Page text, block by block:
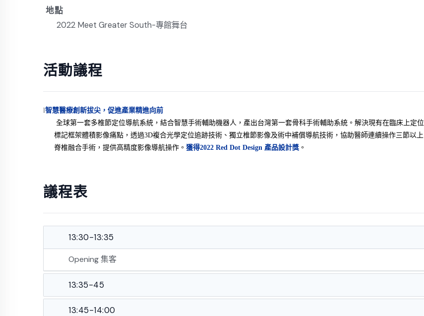
地點
2022 Meet Greater South-專館舞台
活動議程
l智慧醫療創新拔尖，促進產業精進向前
全球第一套多椎節定位導航系統，結合智慧手術輔助機器人，產出台灣第一套骨科手術輔助系統。解決現有在臨床上定位
標記框架體積影像痛點，透過3D複合光學定位追跡技術、獨立椎節影像及術中補償導航技術，協助醫師連續操作三節以上
脊椎融合手術，提供高精度影像導航操作。獲得2022 Red Dot Design 產品設計獎 。
議程表
13:30-13:35
Opening 集客
13:35-45
13:45-14:00